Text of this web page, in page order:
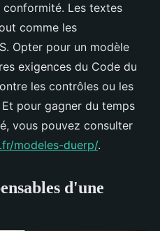
Les textes
comme les
Opter pour un modèle
exigences du Code du
les contrôles ou les
Et pour gagner du temps
vous pouvez consulter
modeles-duerp/.
d'une